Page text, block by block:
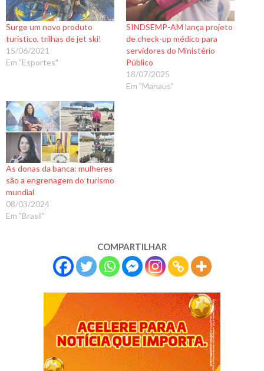
Surge um novo produto
turístico, trilhas de jet ski!
15/06/2021
Em "Esportes"
SINDSEMP-AM lança projeto
de check-up médico para
servidores do Ministério
Público
18/07/2025
Em "Manaus"
As donas da banca: mulheres
são a engrenagem do turismo
mundial
08/03/2024
Em "Brasil"
COMPARTILHAR